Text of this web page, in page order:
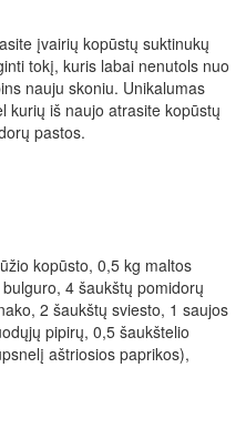
įvairių kopūstų suktinukų
tokį, kuris labai nenutols nuo
nauju skoniu. Unikalumas
kurių iš naujo atrasite kopūstų
pastos.
kopūsto, 0,5 kg maltos
4 šaukštų pomidorų
2 šaukštų sviesto, 1 saujos
pipirų, 0,5 šaukštelio
aštriosios paprikos),